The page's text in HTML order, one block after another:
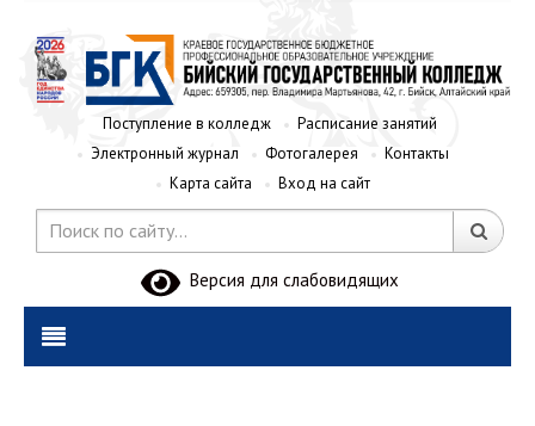
Поступление в колледж
Расписание занятий
Электронный журнал
Фотогалерея
Контакты
Карта сайта
Вход на сайт
Версия для слабовидящих